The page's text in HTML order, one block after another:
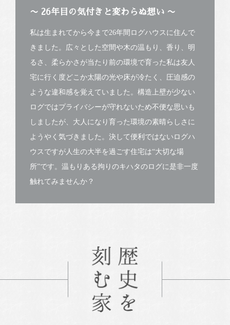
〜 26年目の気付きと変わらぬ想い 〜
私は生まれてから今まで26年間ログハウスに住んで
きました。広々とした空間や木の温もり、香り、明
るさ、柔らかさが当たり前の環境で育った私は友人
宅に行く度どこか太陽の光や床が冷たく、圧迫感の
ような違和感を覚えていました。構造上壁が少ない
ログではプライバシーが守れないため不便な思いも
しましたが、大人になり育った環境の素晴らしさに
ようやく気づきました。決して便利ではないログハ
ウスですが人生の大半を過ごす住宅は“大切な場
所”です。温もりある拘りのキハタのログに是非一度
触れてみませんか？